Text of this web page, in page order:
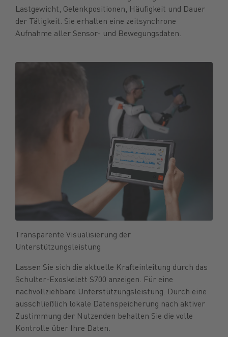
Lastgewicht, Gelenkpositionen, Häufigkeit und Dauer
der Tätigkeit. Sie erhalten eine zeitsynchrone
Aufnahme aller Sensor- und Bewegungsdaten.
Transparente Visualisierung der
Unterstützungsleistung
Lassen Sie sich die aktuelle Krafteinleitung durch das
Schulter-Exoskelett S700 anzeigen. Für eine
nachvollziehbare Unterstützungsleistung. Durch eine
ausschließlich lokale Datenspeicherung nach aktiver
Zustimmung der Nutzenden behalten Sie die volle
Kontrolle über Ihre Daten.